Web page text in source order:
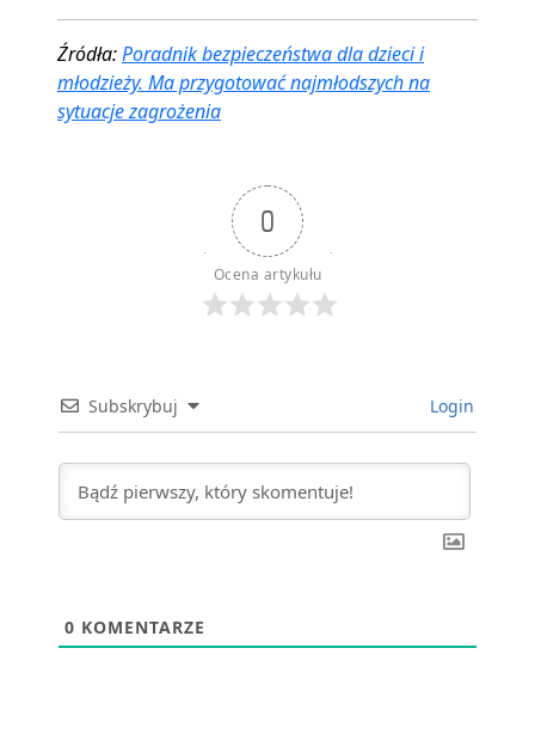
Źródła:Poradnik bezpieczeństwa dla dzieci i
młodzieży. Ma przygotować najmłodszych na
sytuacje zagrożenia
0
Ocena artykułu
Subskrybuj Login
0 KOMENTARZE